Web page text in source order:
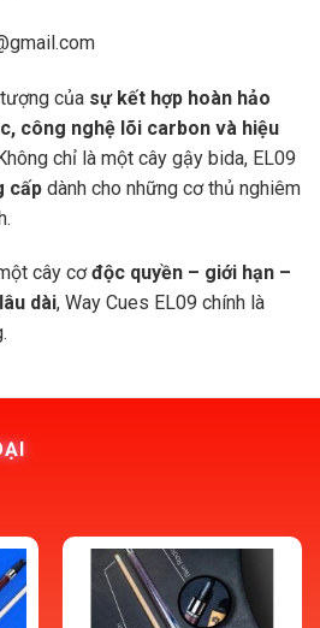
của sự kết hợp hoàn hảo
công nghệ lõi carbon và hiệu
chỉ là một cây gậy bida, EL09
cấp dành cho những cơ thủ nghiêm
cây cơđộc quyền – giới hạn –
dài, Way Cues EL09 chính là